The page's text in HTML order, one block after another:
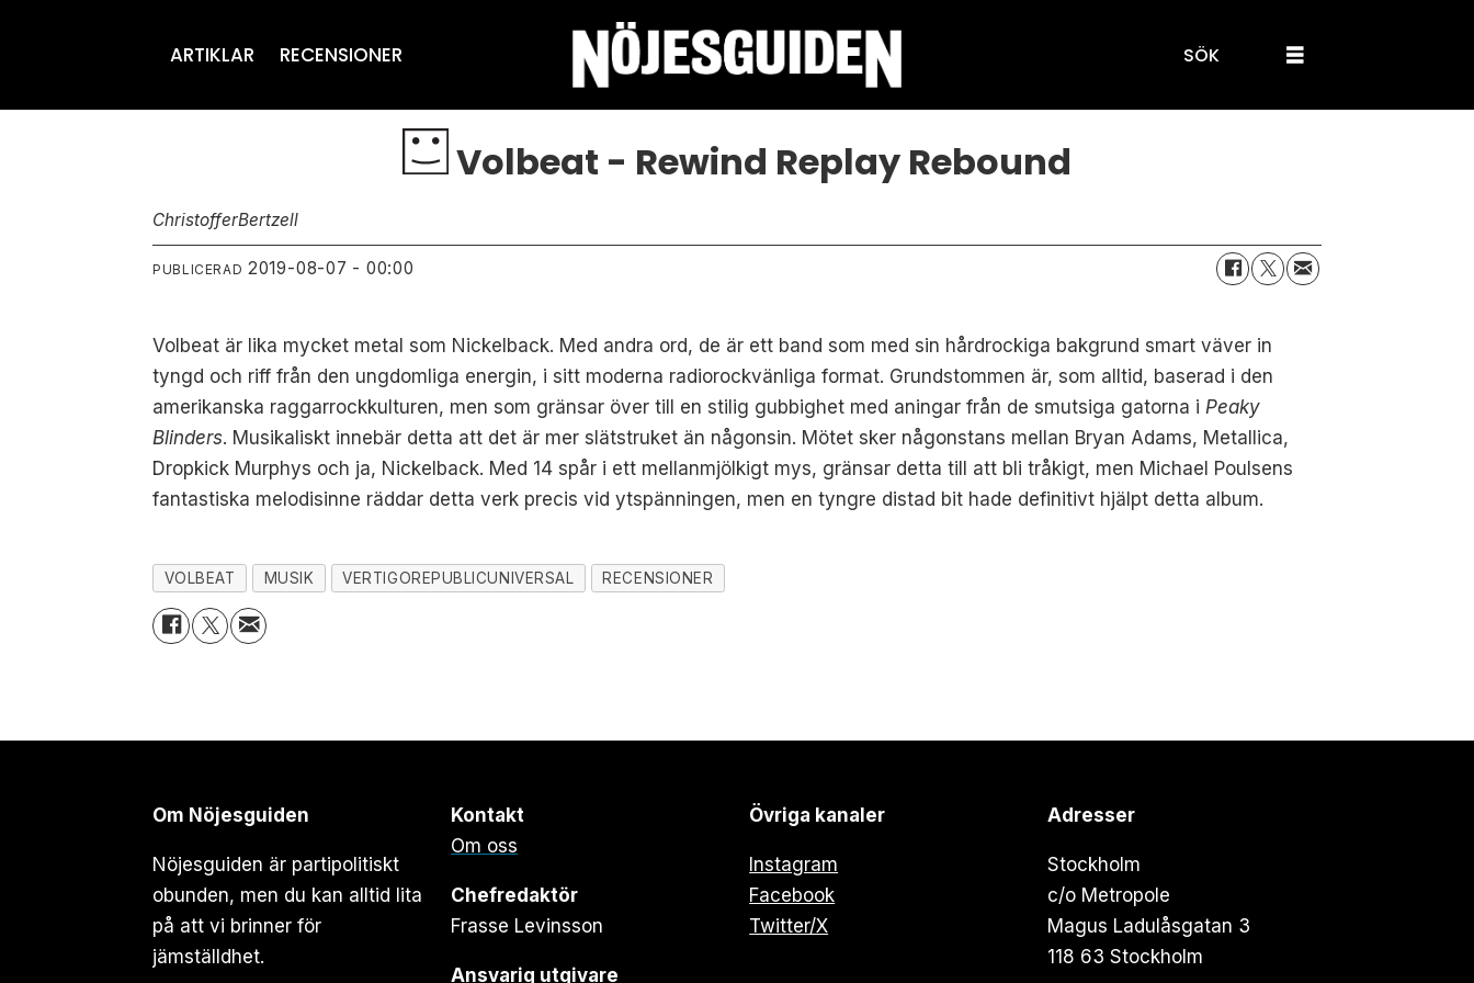
ARTIKLAR RECENSIONER SÖK
Volbeat - Rewind Replay Rebound
ChristofferBertzell
PUBLICERAD 2019-08-07 - 00:00
Volbeat är lika mycket metal som Nickelback. Med andra ord, de är ett band som med sin hårdrockiga bakgrund smart väver in
tyngd och riff från den ungdomliga energin, i sitt moderna radiorockvänliga format. Grundstommen är, som alltid, baserad i den
amerikanska raggarrockkulturen, men som gränsar över till en stilig gubbighet med aningar från de smutsiga gatorna i Peaky
Blinders. Musikaliskt innebär detta att det är mer slätstruket än någonsin. Mötet sker någonstans mellan Bryan Adams, Metallica,
Dropkick Murphys och ja, Nickelback. Med 14 spår i ett mellanmjölkigt mys, gränsar detta till att bli tråkigt, men Michael Poulsens
fantastiska melodisinne räddar detta verk precis vid ytspänningen, men en tyngre distad bit hade definitivt hjälpt detta album.
VOLBEAT MUSIK VERTIGOREPUBLICUNIVERSAL RECENSIONER
Om Nöjesguiden
Nöjesguiden är partipolitiskt
obunden, men du kan alltid lita
på att vi brinner för
jämställdhet.
Kontakt
Om oss
Chefredaktör
Frasse Levinsson
Ansvarig utgivare
Övriga kanaler
Instagram
Facebook
Twitter/X
Adresser
Stockholm
c/o Metropole
Magus Ladulåsgatan 3
118 63 Stockholm